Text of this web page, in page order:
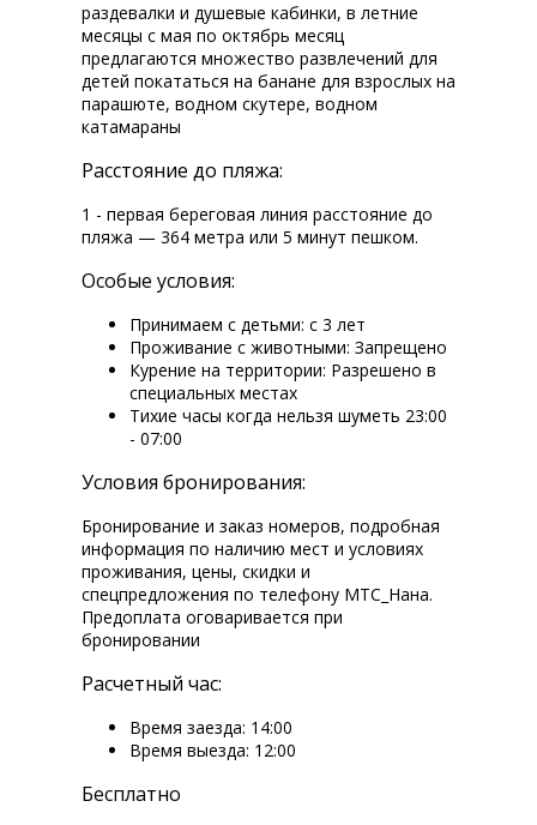
раздевалки и душевые кабинки, в летние
месяцы с мая по октябрь месяц
предлагаются множество развлечений для
детей покататься на банане для взрослых на
парашюте, водном скутере, водном
катамараны
Расстояние до пляжа:
1 - первая береговая линия расстояние до
пляжа — 364 метра или 5 минут пешком.
Особые условия:
Принимаем с детьми: с 3 лет
Проживание с животными: Запрещено
Курение на территории: Разрешено в
специальных местах
Тихие часы когда нельзя шуметь 23:00
- 07:00
Условия бронирования:
Бронирование и заказ номеров, подробная
информация по наличию мест и условиях
проживания, цены, скидки и
спецпредложения по телефону МТС_Нана.
Предоплата оговаривается при
бронировании
Расчетный час:
Время заезда: 14:00
Время выезда: 12:00
Бесплатно